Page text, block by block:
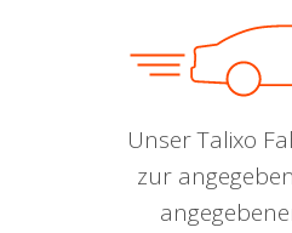
Unser Talixo
zur